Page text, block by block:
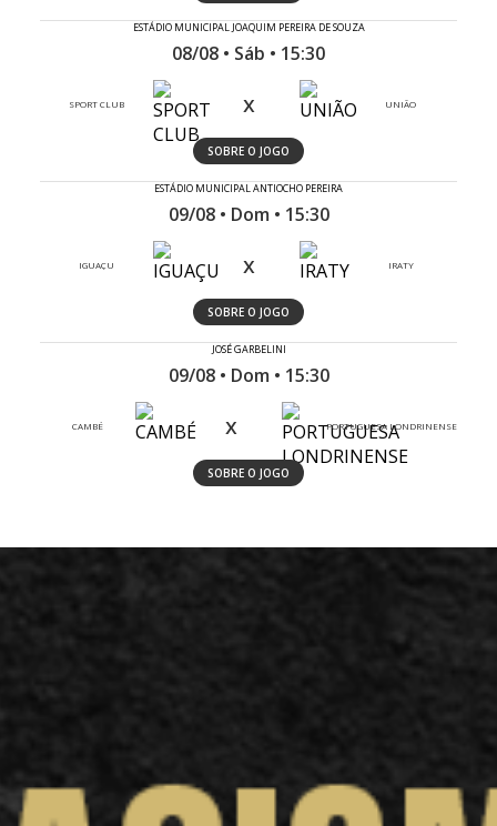
ESTÁDIO MUNICIPAL JOAQUIM PEREIRA DE SOUZA
08/08 • Sáb • 15:30
SPORT CLUB x UNIÃO
SOBRE O JOGO
ESTÁDIO MUNICIPAL ANTIOCHO PEREIRA
09/08 • Dom • 15:30
IGUAÇU x IRATY
SOBRE O JOGO
JOSÉ GARBELINI
09/08 • Dom • 15:30
CAMBÉ x PORTUGUESA LONDRINENSE
SOBRE O JOGO